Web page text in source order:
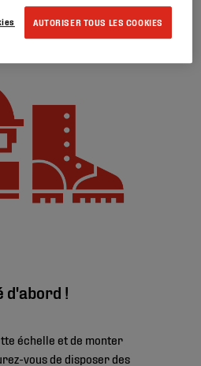
d'abord !
échelle et de monter
vous de disposer des
AUTORISER TOUS LES COOKIES